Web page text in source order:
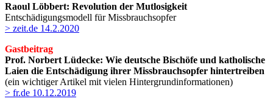
Raoul Löbbert: Revolution der Mutlosigkeit
Entschädigungsmodell für Missbrauchsopfer
> zeit.de 14.2.2020
Gastbeitrag
Prof. Norbert Lüdecke: Wie deutsche Bischöfe und katholische
Laien die Entschädigung ihrer Missbrauchsopfer hintertreiben
(ein wichtiger Artikel mit vielen Hintergrundinformationen)
> fr.de 10.12.2019